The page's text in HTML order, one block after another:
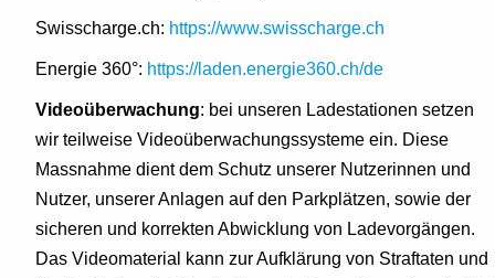
Swisscharge.ch: https://www.swisscharge.ch
Energie 360°: https://laden.energie360.ch/de
Videoüberwachung: bei unseren Ladestationen setzen
wir teilweise Videoüberwachungssysteme ein. Diese
Massnahme dient dem Schutz unserer Nutzerinnen und
Nutzer, unserer Anlagen auf den Parkplätzen, sowie der
sicheren und korrekten Abwicklung von Ladevorgängen.
Das Videomaterial kann zur Aufklärung von Straftaten und